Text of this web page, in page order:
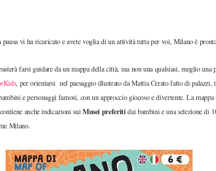
pausa vi ha ricaricato e avete voglia di un attività tutta per voi, Milano è pronta
farsi guidare da un mappa della città, ma non una qualsiasi, meglio una
, per orientarsi nel paesaggio illustrato da Mattia Cerato fatto di palazzi,
e personaggi famosi, con un approccio giocoso e divertente. La
anche indicazioni suiMusei preferitidai bambini e una selezione di
Milano.